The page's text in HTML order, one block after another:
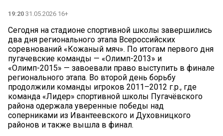
19:20 31.05.2026 16+
Сегодня на стадионе спортивной школы завершились
два дня регионального этапа Всероссийских
соревнований «Кожаный мяч». По итогам первого дня
пугачевские команды — «Олимп-2013» и
«Олимп-2015» — завоевали право выступить в финале
регионального этапа. Во второй день борьбу
продолжили команды игроков 2011–2012 г.р., где
команда «Лидер» спортивной школы Пугачёвского
района одержала уверенные победы над
соперниками из Ивантеевского и Духовницкого
районов и также вышла в финал.